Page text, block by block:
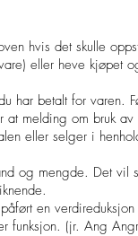
hvis det skulle
eller heve kjøpet
har betalt for varen.
melding om bruk av
eller selger i
og mengde. Det vil
en
funksjon. (jr. Ang